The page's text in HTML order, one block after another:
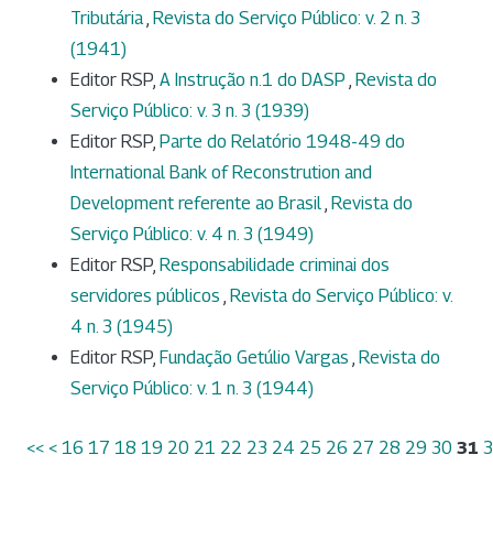
Tributária, Revista do Serviço Público: v. 2 n. 3
(1941)
Editor RSP, A Instrução n.1 do DASP , Revista do
Serviço Público: v. 3 n. 3 (1939)
Editor RSP, Parte do Relatório 1948-49 do
International Bank of Reconstrution and
Development referente ao Brasil, Revista do
Serviço Público: v. 4 n. 3 (1949)
Editor RSP, Responsabilidade criminai dos
servidores públicos , Revista do Serviço Público: v.
4 n. 3 (1945)
Editor RSP, Fundação Getúlio Vargas , Revista do
Serviço Público: v. 1 n. 3 (1944)
<< < 16 17 18 19 20 21 22 23 24 25 26 27 28 29 30 31